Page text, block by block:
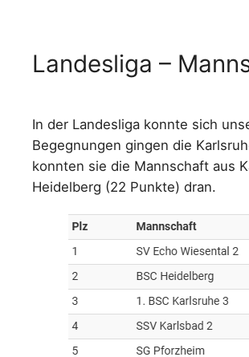
Landesliga –
In der Landesliga konnte sich
Begegnungen gingen die
konnten sie die Mannschaft aus
Heidelberg (22 Punkte) dran.